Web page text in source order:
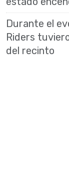
Durante el
Riders
del recinto